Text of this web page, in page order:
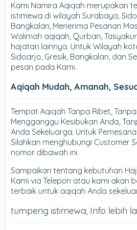
Kami Namira Aqiqah merupakan
istimewa di wilayah Surabaya,
Bangkalan, Menerima Pesanan
Walimah aqiqah, Qurban,
hajatan lainnya. Untuk Wilayah
Sidoarjo, Gresik, Bangkalan, dan
pesan pada Kami.
Aqiqah Mudah, Amanah,
Tempat Aqiqah Tanpa Ribet,
Mengganggu Kesibukan Anda,
Anda Sekeluarga. Untuk
Silahkan menghubungi Customer
nomor dibawah ini.
Sampaikan tentang kebutuhan
Kami via Telepon atau kami akan
terbaik untuk aqiqah Anda
tumpeng istimewa, Info lebih